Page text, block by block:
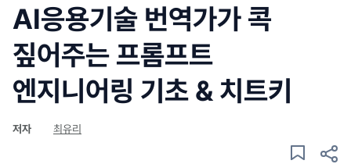
AI응용기술 번역가가 콕
짚어주는 프롬프트
엔지니어링 기초 & 치트키
저자 최유리